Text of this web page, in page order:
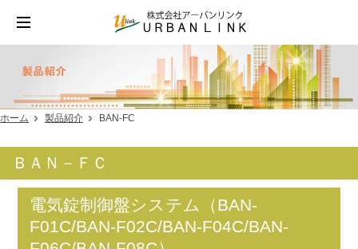
ホーム 製品紹介 BAN-FC
ＢＡＮ－ＦＣ
電気錠制御盤システム（BAN-
F01C/BAN-F02C/BAN-F04C/BAN-